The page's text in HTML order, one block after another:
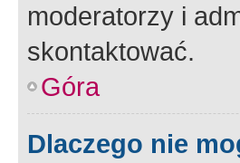
moderatorzy i
skontaktować.
Góra
Dlaczego nie